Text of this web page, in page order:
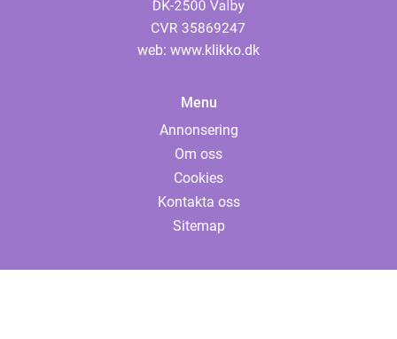
web: www.klikko.dk
Menu
Annonsering
Om oss
Cookies
Kontakta oss
Sitemap